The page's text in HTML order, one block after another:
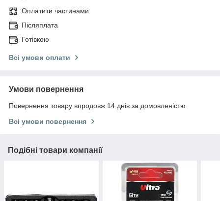
Оплатити частинами
Післяплата
Готівкою
Всі умови оплати
Умови повернення
Повернення товару впродовж 14 днів за домовленістю
Всі умови повернення
Подібні товари компанії